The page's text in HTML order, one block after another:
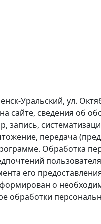
Уральский, ул.
сайте, сведения об
запись,
передача
Обработка
его
о
обработки